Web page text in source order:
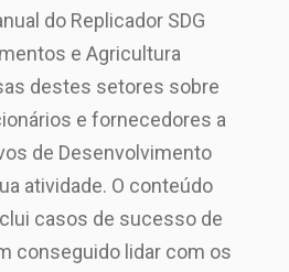
do Replicador SDG
e Agricultura
destes setores sobre
e fornecedores a
de Desenvolvimento
atividade. O conteúdo
casos de sucesso de
conseguido lidar com os